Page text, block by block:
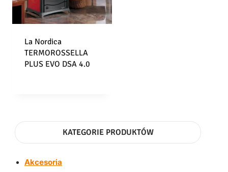
La Nordica
TERMOROSSELLA
PLUS EVO DSA 4.0
KATEGORIE PRODUKTÓW
Akcesoria